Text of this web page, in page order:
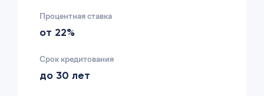
Процентная ставка
от 22%
Срок кредитования
до 30 лет